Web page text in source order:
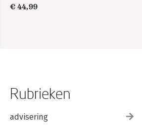
€ 44,99
Rubrieken
advisering